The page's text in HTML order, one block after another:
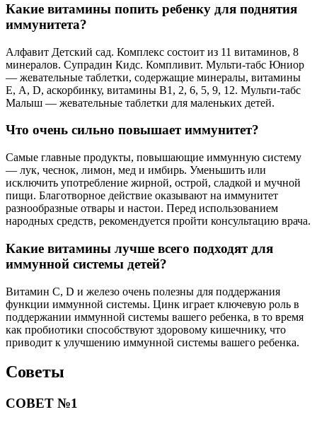
Какие витамины попить ребенку для поднятия
иммунитета?
Алфавит Детский сад. Комплекс состоит из 11 витаминов, 8
минералов. Супрадин Кидс. Компливит. Мульти-табс Юниор
— жевательные таблетки, содержащие минералы, витамины
Е, А, D, аскорбинку, витамины В1, 2, 6, 5, 9, 12. Мульти-табс
Малыш — жевательные таблетки для маленьких детей.
Что очень сильно повышает иммунитет?
Самые главные продукты, повышающие иммунную систему
— лук, чеснок, лимон, мед и имбирь. Уменьшить или
исключить употребление жирной, острой, сладкой и мучной
пищи. Благотворное действие оказывают на иммунитет
разнообразные отвары и настои. Перед использованием
народных средств, рекомендуется пройти консультацию врача.
Какие витамины лучше всего подходят для
иммунной системы детей?
Витамин C, D и железо очень полезны для поддержания
функции иммунной системы. Цинк играет ключевую роль в
поддержании иммунной системы вашего ребенка, в то время
как пробиотики способствуют здоровому кишечнику, что
приводит к улучшению иммунной системы вашего ребенка.
Советы
СОВЕТ №1